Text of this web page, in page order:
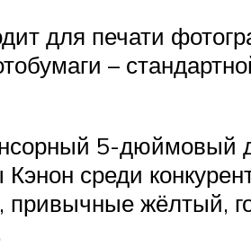
для печати
–
5-
среди
жёлтый,